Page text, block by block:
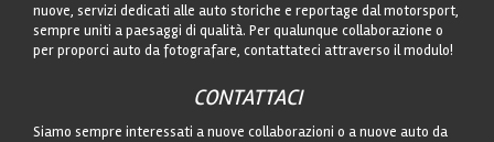
nuove, servizi dedicati alle auto storiche e reportage dal motorsport,
sempre uniti a paesaggi di qualità. Per qualunque collaborazione o
per proporci auto da fotografare, contattateci attraverso il modulo!
CONTATTACI
Siamo sempre interessati a nuove collaborazioni o a nuove auto da